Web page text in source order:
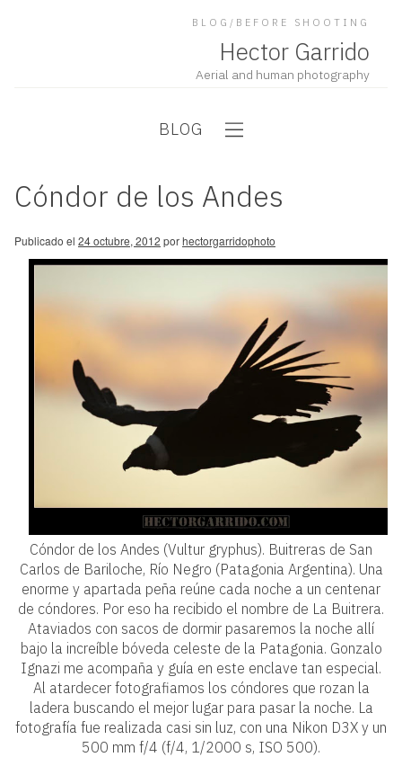
BLOG/BEFORE SHOOTING
Hector Garrido
Aerial and human photography
BLOG
Cóndor de los Andes
Publicado el 24 octubre, 2012 porhectorgarridophoto
Cóndor de los Andes (Vultur gryphus). Buitreras de San
Carlos de Bariloche, Río Negro (Patagonia Argentina). Una
enorme y apartada peña reúne cada noche a un centenar
de cóndores. Por eso ha recibido el nombre de La Buitrera.
Ataviados con sacos de dormir pasaremos la noche allí
bajo la increíble bóveda celeste de la Patagonia. Gonzalo
Ignazi me acompaña y guía en este enclave tan especial.
Al atardecer fotografiamos los cóndores que rozan la
ladera buscando el mejor lugar para pasar la noche. La
fotografía fue realizada casi sin luz, con una Nikon D3X y un
500 mm f/4 (f/4, 1/2000 s, ISO 500).